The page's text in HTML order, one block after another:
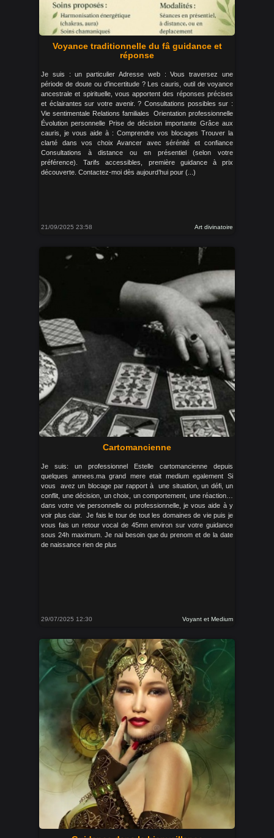
Voyance traditionnelle du fâ guidance et
réponse
Je suis : un particulier Adresse web : Vous traversez une
période de doute ou d’incertitude ? Les cauris, outil de voyance
ancestrale et spirituelle, vous apportent des réponses précises
et éclairantes sur votre avenir. ? Consultations possibles sur :
Vie sentimentale Relations familiales ‍‍‍ Orientation professionnelle
Évolution personnelle Prise de décision importante Grâce aux
cauris, je vous aide à : Comprendre vos blocages Trouver la
clarté dans vos choix Avancer avec sérénité et confiance
Consultations à distance ou en présentiel (selon votre
préférence). Tarifs accessibles, première guidance à prix
découverte. Contactez-moi dès aujourd’hui pour (...)
21/09/2025 23:58 Art divinatoire
Cartomancienne
Je suis: un professionnel Estelle cartomancienne depuis
quelques annees.ma grand mere etait medium egalement Si
vous avez un blocage par rapport à une situation, un défi, un
conflit, une décision, un choix, un comportement, une réaction…
dans votre vie personnelle ou professionnelle, je vous aide à y
voir plus clair. Je fais le tour de tout les domaines de vie puis je
vous fais un retour vocal de 45mn environ sur votre guidance
sous 24h maximum. Je nai besoin que du prenom et de la date
de naissance rien de plus
29/07/2025 12:30 Voyant et Medium